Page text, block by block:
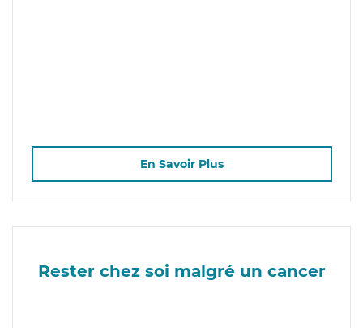
En Savoir Plus
Rester chez soi malgré un cancer